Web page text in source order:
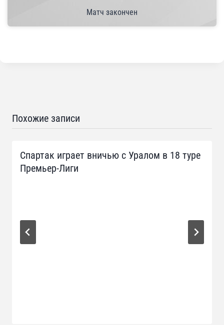
Матч закончен
Похожие записи
Спартак играет вничью с Уралом в 18 туре
Премьер-Лиги